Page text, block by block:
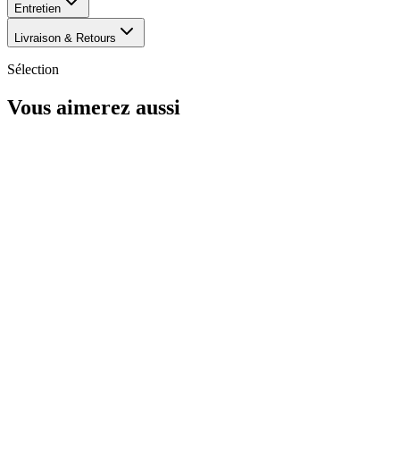
Entretien
Livraison & Retours
Sélection
Vous aimerez aussi